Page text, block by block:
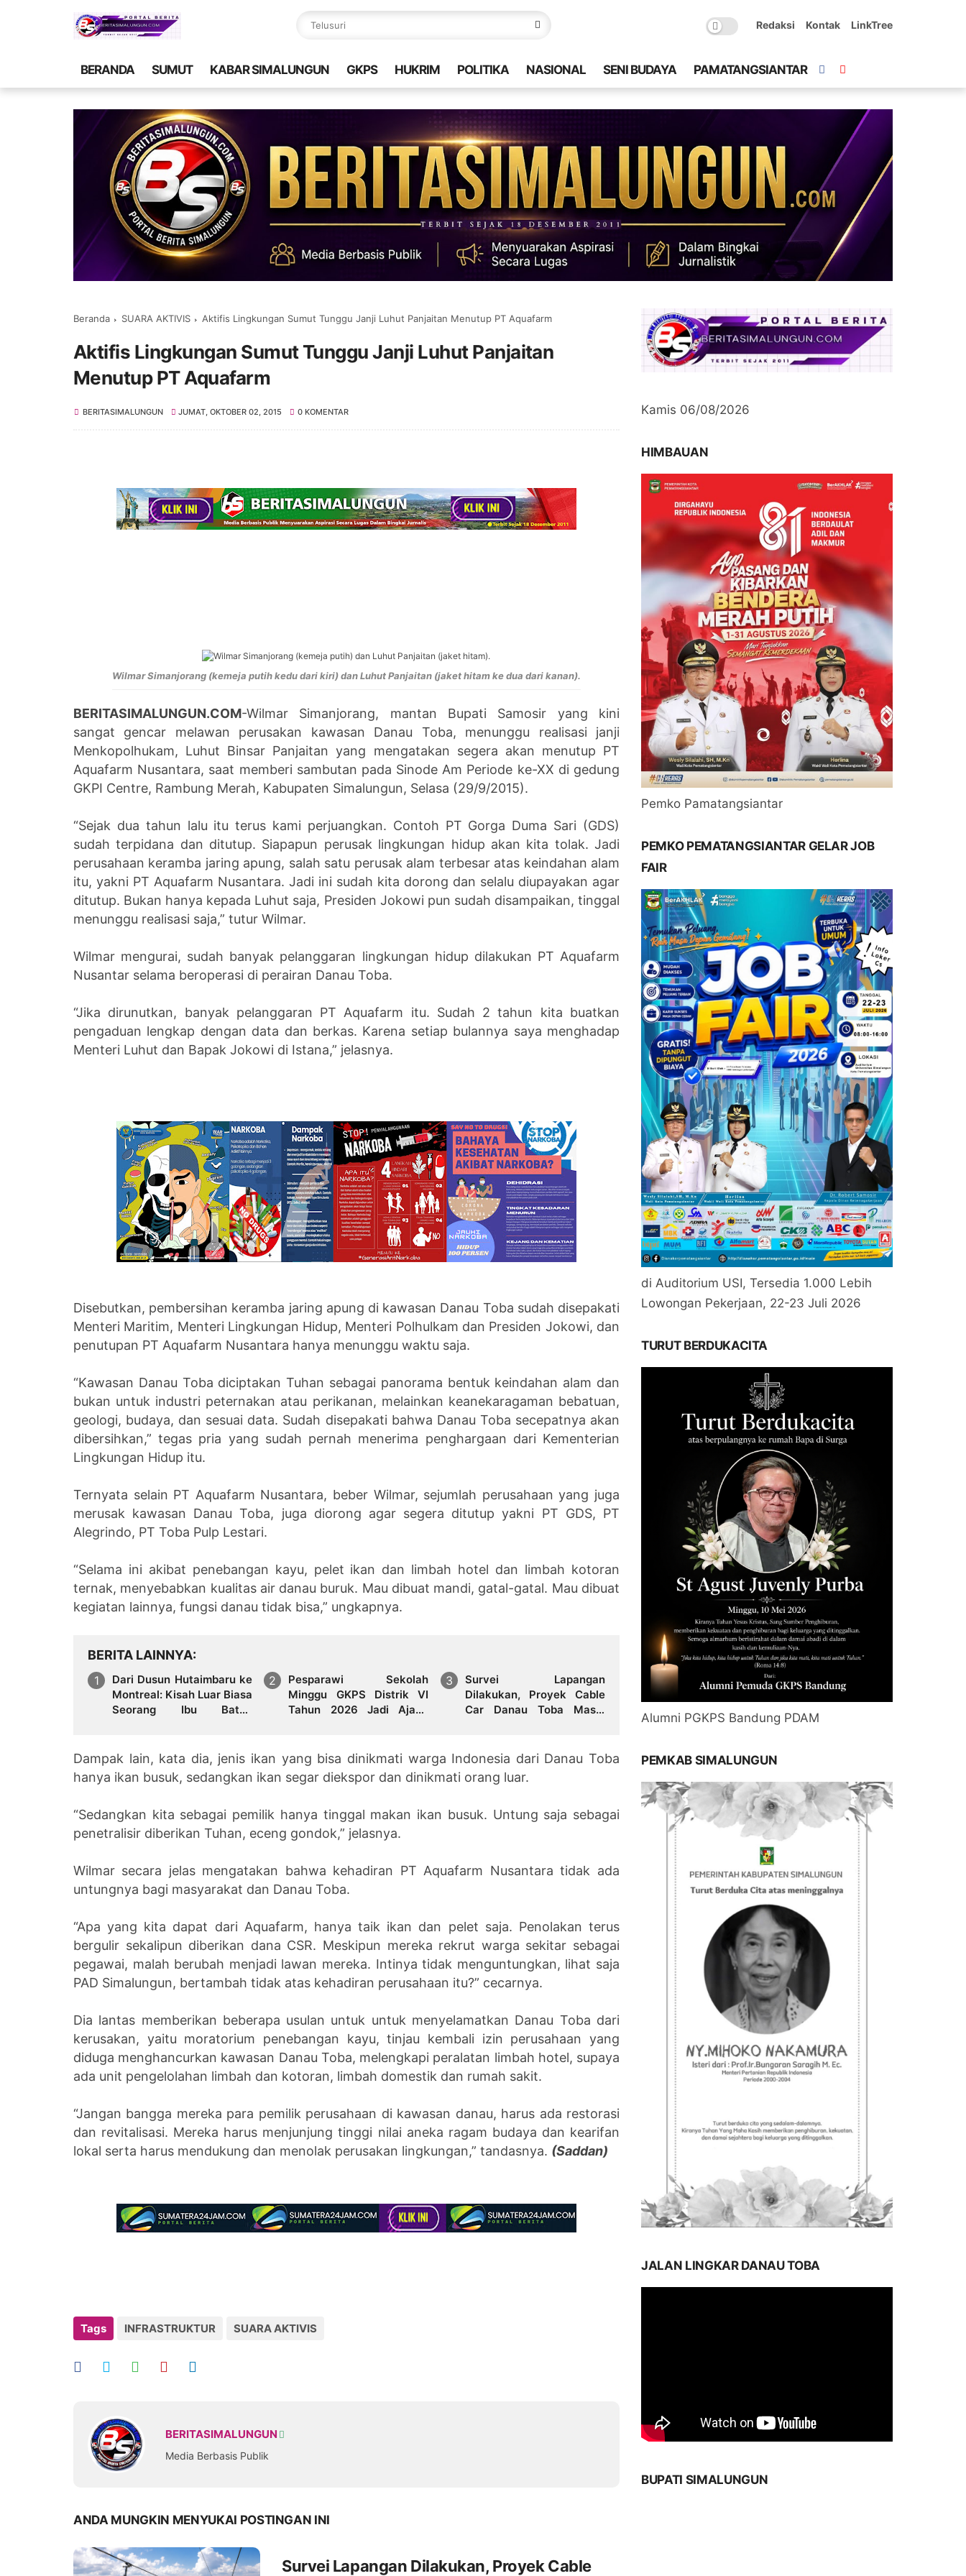
Redaksi Kontak LinkTree
BERANDA SUMUT KABAR SIMALUNGUN GKPS HUKRIM POLITIKA NASIONAL SENI BUDAYA PAMATANGSIANTAR
Beranda SUARA AKTIVIS Aktifis Lingkungan Sumut Tunggu Janji Luhut Panjaitan Menutup PT Aquafarm
Aktifis Lingkungan Sumut Tunggu Janji Luhut Panjaitan
Menutup PT Aquafarm
BERITASIMALUNGUN JUMAT, OKTOBER 02, 2015 0 KOMENTAR
Wilmar Simanjorang (kemeja putih kedu dari kiri) dan Luhut Panjaitan (jaket hitam ke dua dari kanan).
BERITASIMALUNGUN.COM-Wilmar Simanjorang, mantan Bupati Samosir yang kini
sangat gencar melawan perusakan kawasan Danau Toba, menunggu realisasi janji
Menkopolhukam, Luhut Binsar Panjaitan yang mengatakan segera akan menutup PT
Aquafarm Nusantara, saat memberi sambutan pada Sinode Am Periode ke-XX di gedung
GKPI Centre, Rambung Merah, Kabupaten Simalungun, Selasa (29/9/2015).
“Sejak dua tahun lalu itu terus kami perjuangkan. Contoh PT Gorga Duma Sari (GDS)
sudah terpidana dan ditutup. Siapapun perusak lingkungan hidup akan kita tolak. Jadi
perusahaan keramba jaring apung, salah satu perusak alam terbesar atas keindahan alam
itu, yakni PT Aquafarm Nusantara. Jadi ini sudah kita dorong dan selalu diupayakan agar
ditutup. Bukan hanya kepada Luhut saja, Presiden Jokowi pun sudah disampaikan, tinggal
menunggu realisasi saja,” tutur Wilmar.
Wilmar mengurai, sudah banyak pelanggaran lingkungan hidup dilakukan PT Aquafarm
Nusantar selama beroperasi di perairan Danau Toba.
“Jika dirunutkan, banyak pelanggaran PT Aquafarm itu. Sudah 2 tahun kita buatkan
pengaduan lengkap dengan data dan berkas. Karena setiap bulannya saya menghadap
Menteri Luhut dan Bapak Jokowi di Istana,” jelasnya.
Disebutkan, pembersihan keramba jaring apung di kawasan Danau Toba sudah disepakati
Menteri Maritim, Menteri Lingkungan Hidup, Menteri Polhulkam dan Presiden Jokowi, dan
penutupan PT Aquafarm Nusantara hanya menunggu waktu saja.
“Kawasan Danau Toba diciptakan Tuhan sebagai panorama bentuk keindahan alam dan
bukan untuk industri peternakan atau perikanan, melainkan keanekaragaman bebatuan,
geologi, budaya, dan sesuai data. Sudah disepakati bahwa Danau Toba secepatnya akan
dibersihkan,” tegas pria yang sudah pernah menerima penghargaan dari Kementerian
Lingkungan Hidup itu.
Ternyata selain PT Aquafarm Nusantara, beber Wilmar, sejumlah perusahaan yang juga
merusak kawasan Danau Toba, juga diorong agar segera ditutup yakni PT GDS, PT
Alegrindo, PT Toba Pulp Lestari.
“Selama ini akibat penebangan kayu, pelet ikan dan limbah hotel dan limbah kotoran
ternak, menyebabkan kualitas air danau buruk. Mau dibuat mandi, gatal-gatal. Mau dibuat
kegiatan lainnya, fungsi danau tidak bisa,” ungkapnya.
BERITA LAINNYA
Dari Dusun Hutaimbaru ke
Montreal: Kisah Luar Biasa
Seorang Ibu Batak
Orang
Pesparawi Sekolah
Minggu GKPS Distrik VI
Tahun 2026 Jadi Ajang
Anak
Survei Lapangan
Dilakukan, Proyek Cable
Car Danau Toba Masih
Dampak lain, kata dia, jenis ikan yang bisa dinikmati warga Indonesia dari Danau Toba
hanya ikan busuk, sedangkan ikan segar diekspor dan dinikmati orang luar.
“Sedangkan kita sebagai pemilik hanya tinggal makan ikan busuk. Untung saja sebagai
penetralisir diberikan Tuhan, eceng gondok,” jelasnya.
Wilmar secara jelas mengatakan bahwa kehadiran PT Aquafarm Nusantara tidak ada
untungnya bagi masyarakat dan Danau Toba.
“Apa yang kita dapat dari Aquafarm, hanya taik ikan dan pelet saja. Penolakan terus
bergulir sekalipun diberikan dana CSR. Meskipun mereka rekrut warga sekitar sebagai
pegawai, malah berubah menjadi lawan mereka. Intinya tidak menguntungkan, lihat saja
PAD Simalungun, bertambah tidak atas kehadiran perusahaan itu?” cecarnya.
Dia lantas memberikan beberapa usulan untuk untuk menyelamatkan Danau Toba dari
kerusakan, yaitu moratorium penebangan kayu, tinjau kembali izin perusahaan yang
diduga menghancurkan kawasan Danau Toba, melengkapi peralatan limbah hotel, supaya
ada unit pengelolahan limbah dan kotoran, limbah domestik dan rumah sakit.
“Jangan bangga mereka para pemilik perusahaan di kawasan danau, harus ada restorasi
dan revitalisasi. Mereka harus menjunjung tinggi nilai aneka ragam budaya dan kearifan
lokal serta harus mendukung dan menolak perusakan lingkungan,” tandasnya. (Saddan)
Tags INFRASTRUKTUR SUARA AKTIVIS
BERITASIMALUNGUN
Media Berbasis Publik
ANDA MUNGKIN MENYUKAI POSTINGAN INI
Survei Lapangan Dilakukan, Proyek Cable
Kamis 06/08/2026
HIMBAUAN
Pemko Pamatangsiantar
PEMKO PEMATANGSIANTAR GELAR JOB
FAIR
di Auditorium USI, Tersedia 1.000 Lebih
Lowongan Pekerjaan, 22-23 Juli 2026
TURUT BERDUKACITA
Alumni PGKPS Bandung PDAM
PEMKAB SIMALUNGUN
JALAN LINGKAR DANAU TOBA
BUPATI SIMALUNGUN